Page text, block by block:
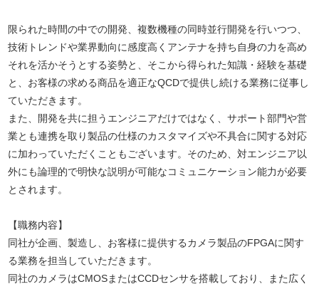
限られた時間の中での開発、複数機種の同時並行開発を行いつつ、
技術トレンドや業界動向に感度高くアンテナを持ち自身の力を高め
それを活かそうとする姿勢と、そこから得られた知識・経験を基礎
と、お客様の求める商品を適正なQCDで提供し続ける業務に従事し
ていただきます。
また、開発を共に担うエンジニアだけではなく、サポート部門や営
業とも連携を取り製品の仕様のカスタマイズや不具合に関する対応
に加わっていただくこともございます。そのため、対エンジニア以
外にも論理的で明快な説明が可能なコミュニケーション能力が必要
とされます。
【職務内容】
同社が企画、製造し、お客様に提供するカメラ製品のFPGAに関す
る業務を担当していただきます。
同社のカメラはCMOSまたはCCDセンサを搭載しており、また広く